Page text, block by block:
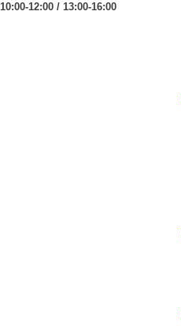
10:00-12:00 / 13:00-16:00